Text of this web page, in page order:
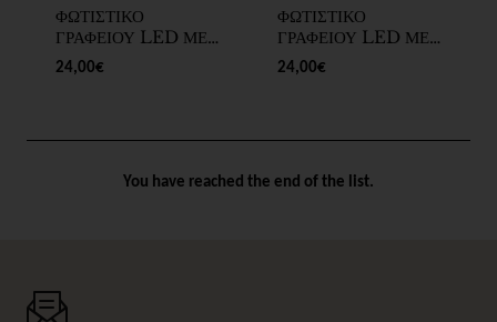
ΦΩΤΙΣΤΙΚΟ
ΓΡΑΦΕΙΟΥ LED ΜΕ
ΚΛΙΠ ΜΑΥΡΟ
ΤΥΠΟΣ 2 - SKU
24,00€
ΦΩΤΙΣΤΙΚΟ
ΓΡΑΦΕΙΟΥ LED ΜΕ
ΚΛΙΠ ΛΕΥΚΟ
ΤΥΠΟΣ 2 - SKU
24,00€
You have reached the end of the list.